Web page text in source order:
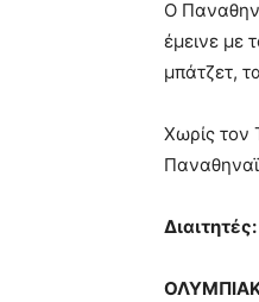
Ο
έμεινε με
μπάτζετ,
Xωρίς τον
Διαιτητές: